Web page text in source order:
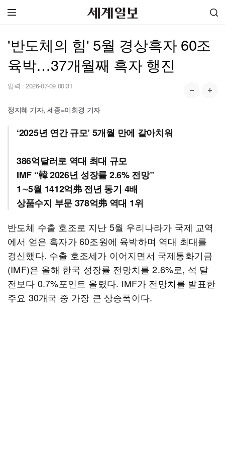
'반도체의 힘' 5월 경상흑자 60조
육박…37개월째 흑자 행진
입력 : 2026-07-09 00:31
정지혜 기자, 세종=이희경 기자
‘2025년 연간 규모’ 5개월 만에 갈아치워
386억달러로 역대 최대 규모
IMF “韓 2026년 성장률 2.6% 전망”
1∼5월 1412억弗 전년 동기 4배
상품수지 부문 378억弗 역대 1위
반도체 수출 호조로 지난 5월 우리나라가 국제 교역
에서 얻은 흑자가 60조원에 육박하며 역대 최대를
경신했다. 수출 호조세가 이어지면서 국제통화기금
(IMF)은 올해 한국 성장률 전망치를 2.6%로, 석 달
전보다 0.7%포인트 올렸다. IMF가 전망치를 발표한
주요 30개국 중 가장 큰 상승폭이다.